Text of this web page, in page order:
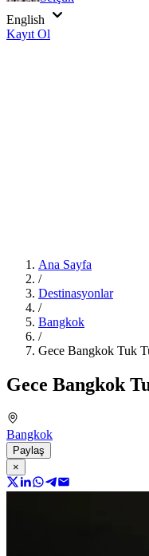
English
Kayıt Ol
Ana Sayfa
/
Destinasyonlar
/
Bangkok
/
Gece Bangkok Tuk
Gece Bangkok
Bangkok
Paylaş
×